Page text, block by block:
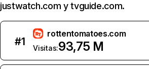
justwatch.com y tvguide.com.
#1
rottentomatoes.com
Visitas:93,75 M